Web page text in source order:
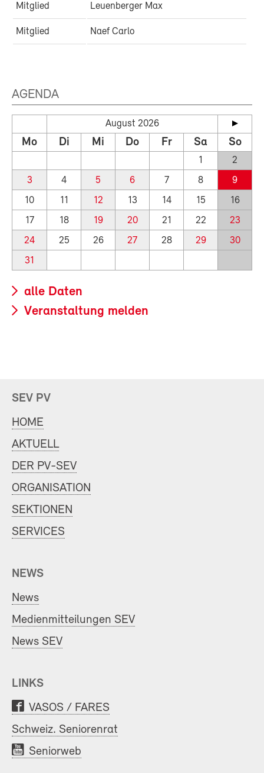
Mitglied Leuenberger Max
Mitglied Naef Carlo
AGENDA
August 2026
Mo Di Mi Do Fr Sa So
1
2
3
4 5 6 7 8
9
10
11 12 13 14 15
16
17
18 19 20 21 22
23
24
25 26 27 28 29
30
31
alle Daten
Veranstaltung melden
SEV PV
HOME
AKTUELL
DER PV-SEV
ORGANISATION
SEKTIONEN
SERVICES
NEWS
News
Medienmitteilungen SEV
News SEV
LINKS
VASOS / FARES
Schweiz. Seniorenrat
Seniorweb